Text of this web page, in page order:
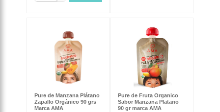
Pure de Manzana Plátano
Zapallo Orgánico 90 grs
Marca AMA
Pure de Fruta Organico
Sabor Manzana Platano
90 gr marca AMA